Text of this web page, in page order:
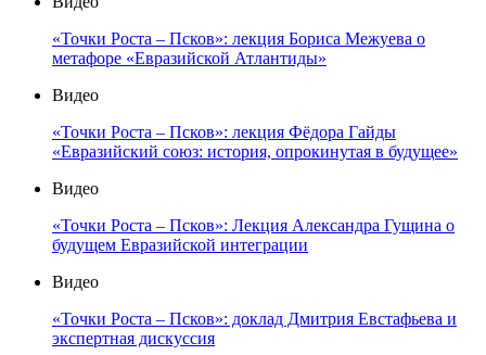
«Точки Роста – Псков»: лекция Бориса Межуева о
метафоре «Евразийской Атлантиды»
Видео
«Точки Роста – Псков»: лекция Фёдора Гайды
«Евразийский союз: история, опрокинутая в будущее»
Видео
«Точки Роста – Псков»: Лекция Александра Гущина о
будущем Евразийской интеграции
Видео
«Точки Роста – Псков»: доклад Дмитрия Евстафьева и
экспертная дискуссия